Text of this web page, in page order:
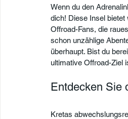
Wenn du den
dich! Diese Insel bietet
Offroad-Fans, die
schon unzählige
überhaupt. Bist du
ultimative Offroad-Ziel
Entdecken Sie
Kretas